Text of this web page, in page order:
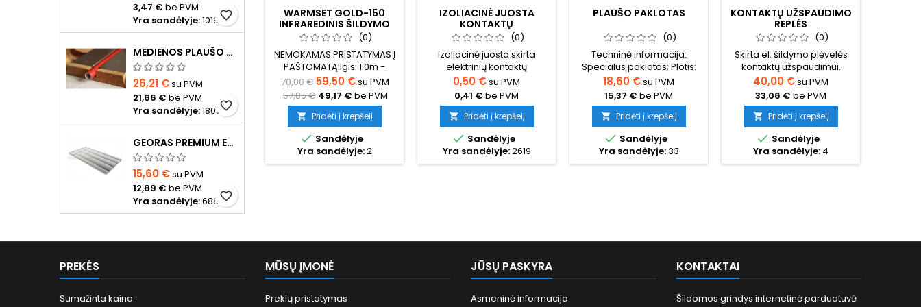
3,47 € be PVM
Yra sandėlyje:1019favorite_border
MEDIENOS PLAUŠO PLOKŠTĖ D16 VAMZDŽIUI 20CM TARPU, 1200X600X24MM SU ALIUMINIO REFLEKTORIUMI
26,21 €su PVM
21,66 € be PVM
Yra sandėlyje:1808favorite_border
GEORAS PREMIUM EPS400 20 MM SU ALIUMINIO FOLIJA
15,60 €su PVM
12,89 € be PVM
Yra sandėlyje:688favorite_border
WARMSET GOLD-150
INFRAREDINIS ŠILDYMO
KILIMĖLIS (0)
NEMOKAMAS PRISTATYMAS Į
PAŠTOMATĄIlgis: 1.0m -
28.0m. Plotis: 0.5m
Diametras: 3.0 mm Galia:
150W/m²
70,00 € 59,50 €su PVM
57,85 € 49,17 € be PVM
 Pridėti į krepšelį
 Sandėlyje
Yra sandėlyje:2
IZOLIACINĖ JUOSTA
KONTAKTŲ
SANDARINIMUI 8 CM
(0)
Izoliacinė juosta skirta
elektrinių kontaktų
sandarinimui.Pilnas rulonas
40 metrųGalima atkirpti
mažesnius ilgiusKilmės šalis:
Pietų Korėja1 vnt - 8 cm8 cm
yra idealus izoliacijos ilgis
vieno kontakto saugiam
užsandarinimui.Vienai
plėvelės juostai reikalingi 4
0,50 €su PVM
0,41 € be PVM
 Pridėti į krepšelį
 Sandėlyje
Yra sandėlyje:2619
PLAUŠO PAKLOTAS
(0)
Techninė informacija:
Specialus paklotas; Plotis:
100 cm; Storis: 4 mm (kietas
paviršius); Temperatūros
atsparumas: 100°C; Kaina
nurodyta 1m ilgio (1m2).
18,60 €su PVM
15,37 € be PVM
 Pridėti į krepšelį
 Sandėlyje
Yra sandėlyje:33
KONTAKTŲ UŽSPAUDIMO
REPLĖS
(0)
Skirta el. šildymo plėvelės
kontaktų užspaudimui.
40,00 €su PVM
33,06 € be PVM
 Pridėti į krepšelį
 Sandėlyje
Yra sandėlyje: 4
PREKĖS
Sumažinta kaina
MŪSŲ ĮMONĖ
Prekių pristatymas
JŪSŲ PASKYRA
Asmeninė informacija
KONTAKTAI
Šildomos grindys internetinė parduotuvė